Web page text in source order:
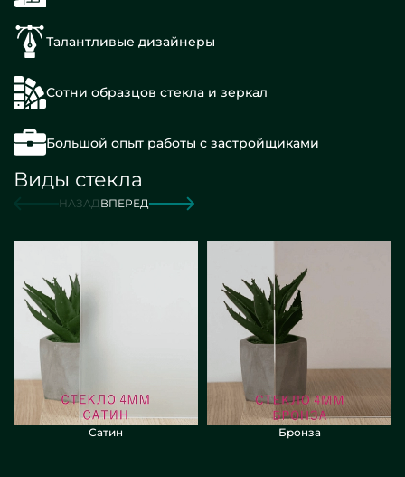
Талантливые дизайнеры
Сотни образцов стекла и зеркал
Большой опыт работы с застройщиками
Виды стекла
НАЗАДВПЕРЕД
Сатин Бронза